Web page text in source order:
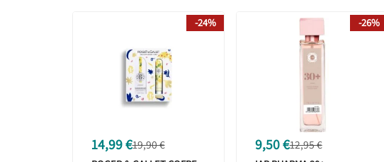
14,99 €19,90 €
-24%
9,50 €12,95 €
-26%